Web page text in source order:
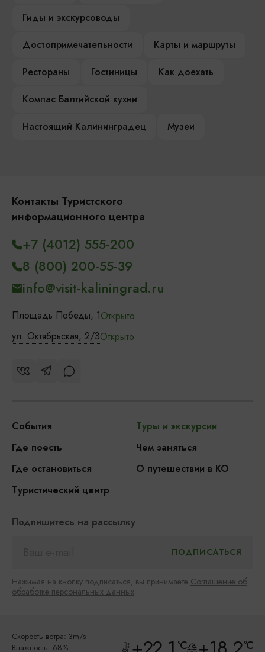
Гиды и экскурсоводы
Достопримечательности
Карты и маршруты
Рестораны
Гостиницы
Как доехать
Компас Балтийской кухни
Настоящий Калининградец
Музеи
Контакты Туристского
информационного центра
Площадь Победы, 1Открыто
ул. Октябрьская, 2/3Открыто
+7 (4012) 555-200
8 (800) 200-55-39
info@visit-kaliningrad.ru
События
Туры и экскурсии
Где поесть
Чем заняться
Где остановиться
О путешествии в КО
Туристический центр
Подпишитесь на рассылку
Нажимая на кнопку подписаться, вы принимаете Соглашение об
обработке персональных данных
Скорость ветра: 3m/s
Влажность: 68%
°C °C